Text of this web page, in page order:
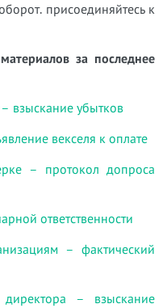
присоединяйтесь к
за последнее
взыскание убытков
векселя к оплате
– протокол допроса
ответственности
– фактический
– взыскание